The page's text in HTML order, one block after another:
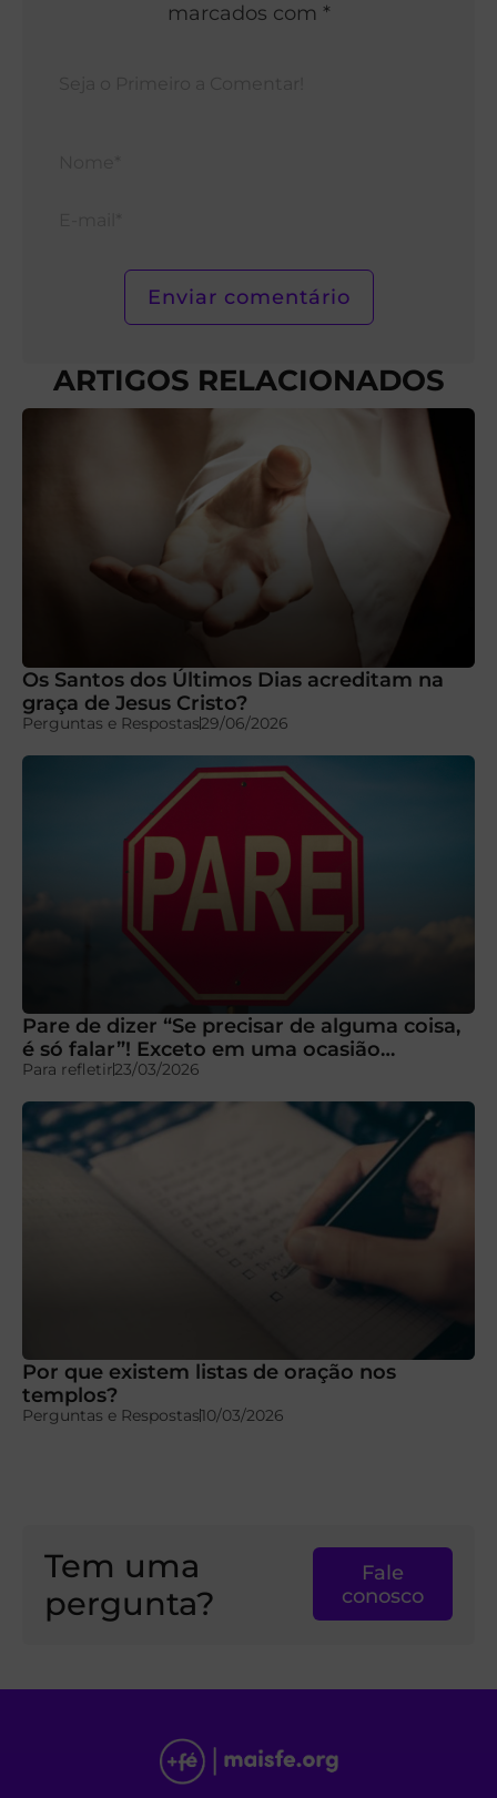
marcados com *
ARTIGOS RELACIONADOS
Os Santos dos Últimos Dias acreditam na
graça de Jesus Cristo?
Perguntas e Respostas29/06/2026
Pare de dizer “Se precisar de alguma coisa,
é só falar”! Exceto em uma ocasião…
Para refletir23/03/2026
Por que existem listas de oração nos
templos?
Perguntas e Respostas10/03/2026
Tem uma
pergunta?
Fale
conosco